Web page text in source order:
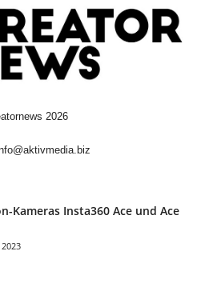
2026
Kameras Insta360 Ace und Ace